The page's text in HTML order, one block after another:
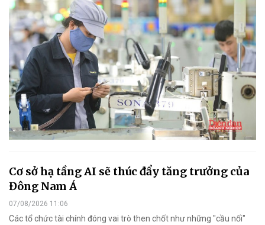
Cơ sở hạ tầng AI sẽ thúc đẩy tăng trưởng của
Đông Nam Á
07/08/2026 11:06
Các tổ chức tài chính đóng vai trò then chốt như những "cầu nối"